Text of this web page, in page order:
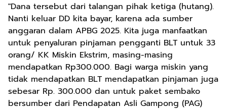
"Dana tersebut dari talangan pihak ketiga (hutang).
Nanti keluar DD kita bayar, karena ada sumber
anggaran dalam APBG 2025. Kita juga manfaatkan
untuk penyaluran pinjaman pengganti BLT untuk 33
orang/ KK Miskin Ekstrim, masing-masing
mendapatkan Rp300.000. Bagi warga miskin yang
tidak mendapatkan BLT mendapatkan pinjaman juga
sebesar Rp. 300.000 dan untuk paket sembako
bersumber dari Pendapatan Asli Gampong (PAG)